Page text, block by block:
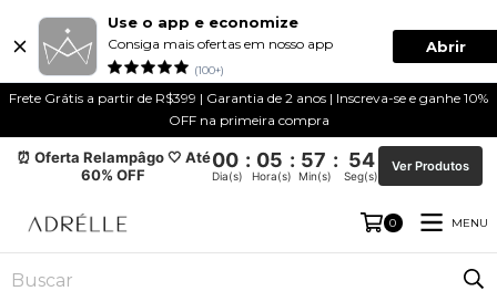
Use o app e economize
Consiga mais ofertas em nosso app
(100+)
Abrir
Frete Grátis a partir de R$399 | Garantia de 2 anos | Inscreva-se e ganhe 10%
OFF na primeira compra
⏰ Oferta Relampâgo 🤍 Até
60% OFF
00 : 05 : 57 : 54
Dia(s) Hora(s) Min(s) Seg(s)
Ver Produtos
0 MENU